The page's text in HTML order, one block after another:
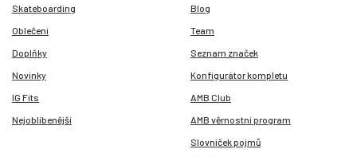
Skateboarding
Oblečení
Doplňky
Novinky
IG Fits
Nejoblíbenější
Blog
Team
Seznam značek
Konfigurátor kompletu
AMB Club
AMB věrnostní program
Slovníček pojmů